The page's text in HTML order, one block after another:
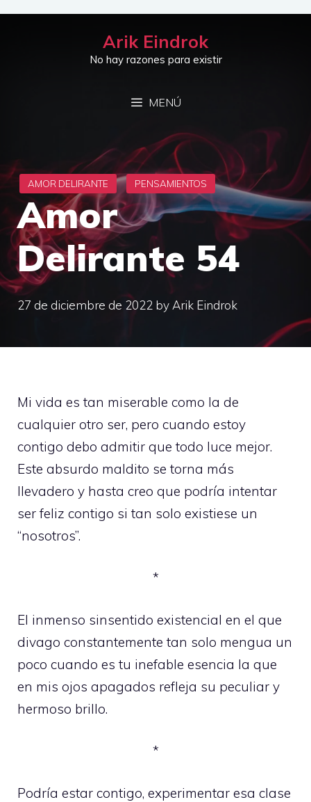
Saltar
Arik Eindrok
No hay razones para existir
MENÚ
Amor
Delirante 54
27 de diciembre de 2022 by Arik Eindrok
Mi vida es tan miserable como la de
cualquier otro ser, pero cuando estoy
contigo debo admitir que todo luce mejor.
Este absurdo maldito se torna más
llevadero y hasta creo que podría intentar
ser feliz contigo si tan solo existiese un
“nosotros”.
*
El inmenso sinsentido existencial en el que
divago constantemente tan solo mengua un
poco cuando es tu inefable esencia la que
en mis ojos apagados refleja su peculiar y
hermoso brillo.
*
Podría estar contigo, experimentar esa clase